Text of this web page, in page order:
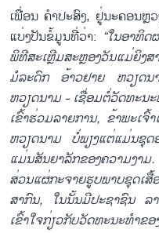
ເພື່ອນ ຄຳປະສົງ, ຢູ່ນະຄອນຫຼ
ແບ່ງປັນຂໍ້ມູນທີ່ວ່າ: “ໃນອາທິ
ພິທີສະເຫຼີມສະຫຼອງວັນແມ່ຍິງ
ມໍລະດົກ ອ້າວຢາຍ ຫວຽດ
ຫວຽດນາມ - ເຊື່ອມຕໍ່ວັດທະນ
ເຂົ້າຮ່ວມລາຍການ, ຂ້າພະເຈົ້
ຫວຽດນາມ ບໍ່ພຽງແຕ່ແມ່ນຊຸດ
ແມ່ນສັນຍາລັກຂອງຄວາມງາ
ສ່ວນແຜ່ກະຈາຍຮູບພາບຊຸດ
ສາກົນ, ໃນນັ້ນມີປະຊາຊົນ
ເຂົ້າໃຈກ່ຽວກັບວັດທະນະທຳຂ